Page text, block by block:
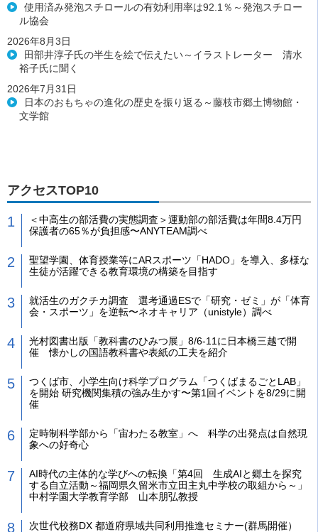
使用済み発泡スチロールの有効利用率は92.1％～発泡スチロー
ル協会
2026年8月3日
田部井淳子氏の半生を絵で伝えたい～イラストレーター 清水
裕子氏に聞く
2026年7月31日
日本のおもちゃの進化の歴史を振り返る～藤枝市郷土博物館・
文学館
アクセスTOP10
＜中高生の部活費の実態調査＞運動部の部活費は年間8.4万円
保護者の65％が負担感〜ANYTEAM調べ
聖望学園、体育授業等にARスポーツ「HADO」を導入、多様な
生徒が活躍できる教育環境の構築を目指す
就活生のガクチカ調査 選考通過ESで「研究・ゼミ」が「体育
会・スポーツ」を逆転〜ネオキャリア（unistyle）調べ
光村図書出版「教科書のひみつ展」8/6-11に日本橋三越で開
催 懐かしの国語教科書や表紙の工夫を紹介
つくば市、小学生向け科学プログラム「つくばまるごとLAB」
を開始 研究機関集積の強み生かす〜第1回イベントを8/29に開
催
定時制科学部から「宙わたる教室」へ 科学の出発点は自然現
象への好奇心
AI時代の主体的な学びへの転換「第4回 生成AIと郷土を探究
する自立活動～福岡県久留米市立田主丸中学校の取組から～」
中村学園大学教育学部 山本朋弘教授
次世代校務DX 都道府県域共同利用推進セミナー(群馬開催）